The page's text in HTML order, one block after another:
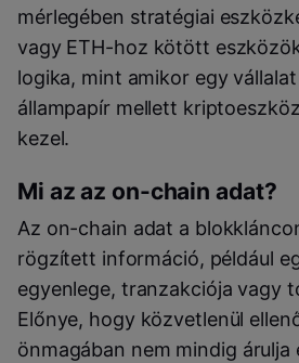
mérlegében stratégiai
vagy ETH-hoz kötött
logika, mint amikor egy
állampapír mellett
kezel.
Mi az az on-chain adat?
Az on-chain adat a
rögzített információ, például
egyenlege, tranzakciója vagy
Előnye, hogy közvetlenül
önmagában nem mindig árulja